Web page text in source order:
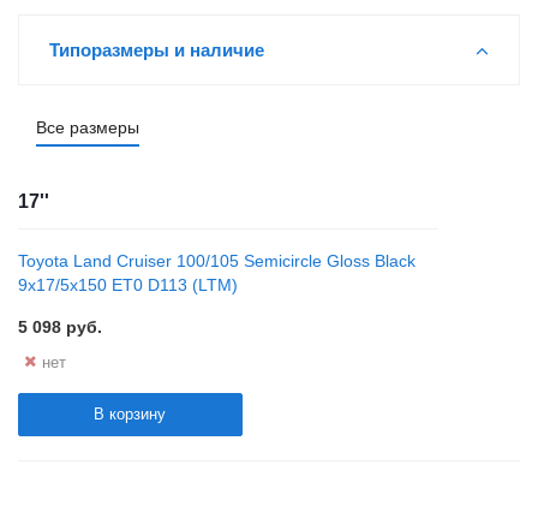
Типоразмеры и наличие
Все размеры
17''
Toyota Land Cruiser 100/105 Semicircle Gloss Black
9x17/5x150 ET0 D113 (LTM)
5 098 руб.
нет
В корзину